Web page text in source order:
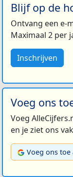
Blijf op de
Ontvang een e-
Maximaal 2 per
Inschrijven
Voeg ons
Voeg
en je ziet ons
Voeg ons